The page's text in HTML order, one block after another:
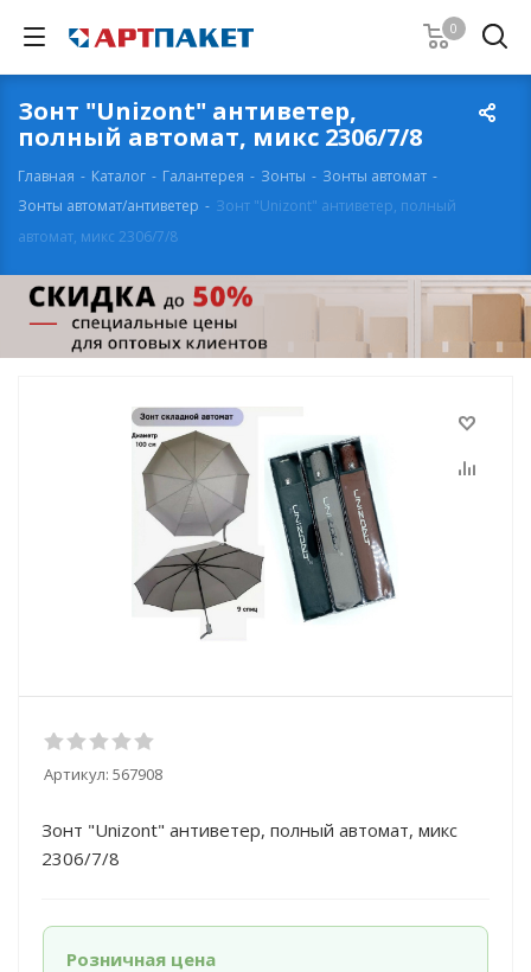
0
Зонт "Unizont" антиветер,
полный автомат, микс 2306/7/8
Главная - Каталог - Галантерея - Зонты - Зонты автомат -
Зонты автомат/антиветер - Зонт "Unizont" антиветер, полный
автомат, микс 2306/7/8
Артикул: 567908
Зонт "Unizont" антиветер, полный автомат, микс
2306/7/8
Розничная цена